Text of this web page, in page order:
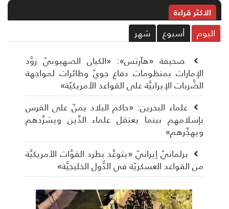
الاکثر قراءة
أسبوع شهر
صحيفة «هآرتس»: «الكيان الصهيونيّ زوَّد
الإمارات بمنظومات دفاع جويّ وطائرات لمواجهة
الضَّربات الإيرانيَّة على القواعد الأمريكيّة»
علماء البحرين: «حاكم البلاد يمنّ على الفرس
بإسلامهم بينما يعتقل علماء الدِّين ويشرِّدهم
ويهجِّرهم»
برلمانيّ إيرانيّ «يتوعَّد بطرد القوَّات الأمريكيَّة
من القواعد العسكريّة في الدُّول الخليجيَّة»